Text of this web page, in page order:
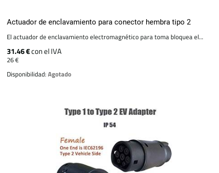
Actuador de enclavamiento para conector hembra tipo 2
El actuador de enclavamiento electromagnético para toma bloquea el...
31.46 €con el IVA
26 €
Disponibilidad:Agotado